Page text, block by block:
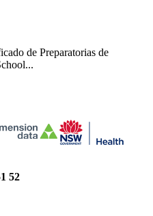
de Preparatorias de
52